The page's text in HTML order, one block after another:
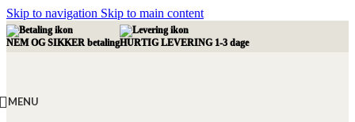
Skip to navigation Skip to main content
NEM OG SIKKER betalingHURTIG LEVERING 1-3 dage
MENU